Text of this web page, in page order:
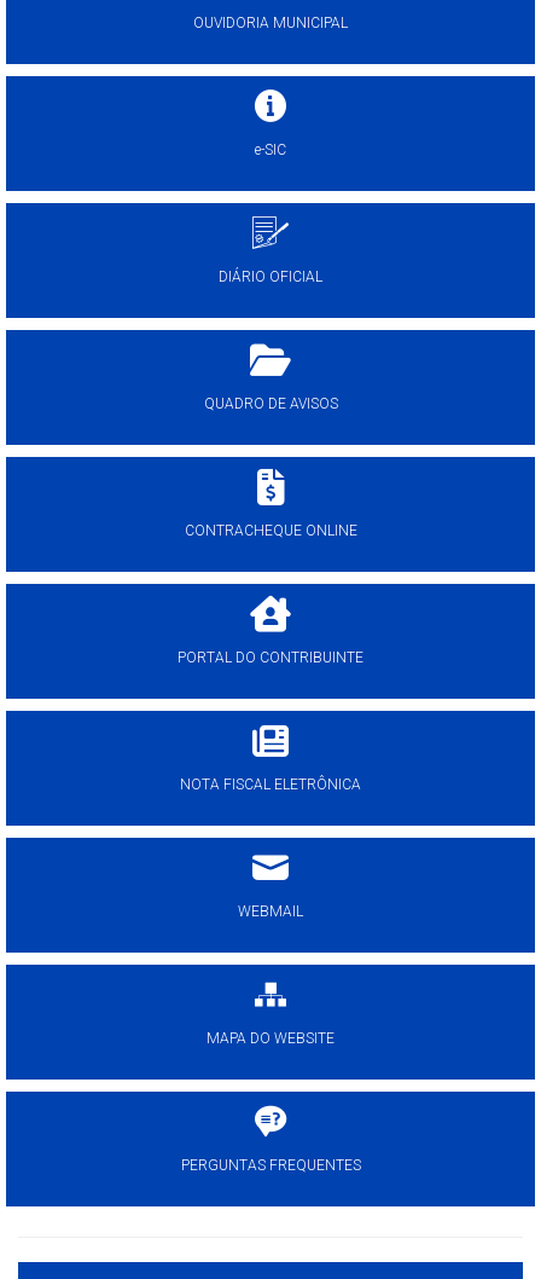
OUVIDORIA MUNICIPAL
e-SIC
DIÁRIO OFICIAL
QUADRO DE AVISOS
CONTRACHEQUE ONLINE
PORTAL DO CONTRIBUINTE
NOTA FISCAL ELETRÔNICA
WEBMAIL
MAPA DO WEBSITE
PERGUNTAS FREQUENTES